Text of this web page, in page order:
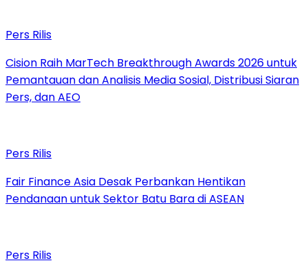
Pers Rilis
Cision Raih MarTech Breakthrough Awards 2026 untuk
Pemantauan dan Analisis Media Sosial, Distribusi Siaran
Pers, dan AEO
Pers Rilis
Fair Finance Asia Desak Perbankan Hentikan
Pendanaan untuk Sektor Batu Bara di ASEAN
Pers Rilis